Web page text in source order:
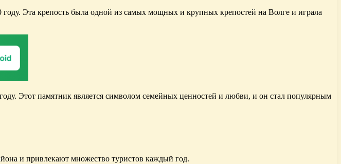
Эта крепость была одной из самых мощных и крупных крепостей на Волге и играла
Этот памятник является символом семейных ценностей и любви, и он стал популярным
и привлекают множество туристов каждый год.